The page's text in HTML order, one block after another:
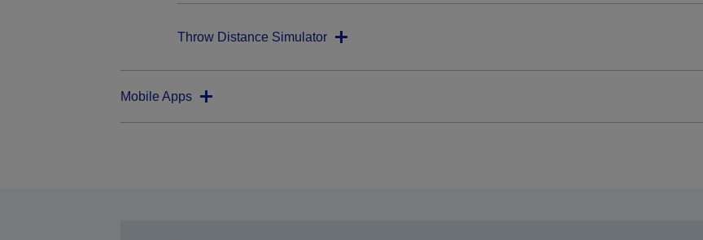
Throw Distance Simulator
Mobile Apps